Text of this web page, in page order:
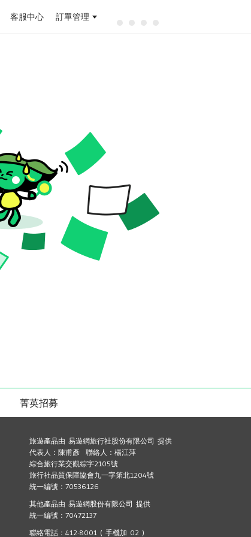
客服中心 訂單管理
菁英招募
旅遊產品由 易遊網旅行社股份有限公司 提供
代表人：陳甫彥 聯絡人：楊江萍
綜合旅行業交觀綜字2105號
旅行社品質保障協會九一字第北1204號
統一編號：70536126
其他產品由 易遊網股份有限公司 提供
統一編號：70472137
聯絡電話：412-8001 ( 手機加 02 )